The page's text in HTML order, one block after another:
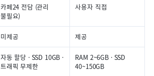
카페24 전담 (관리
불필요)
사용자 직접
미제공 제공
자동 할당 · SSD 10GB ·
트래픽 무제한
RAM 2~6GB · SSD
40~150GB